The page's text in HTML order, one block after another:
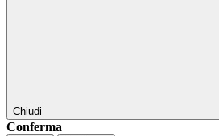
Chiudi
Conferma